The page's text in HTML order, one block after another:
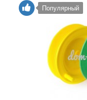
Популярный